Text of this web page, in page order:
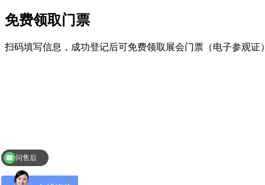
免费领取门票
扫码填写信息，成功登记后可免费领取展会门票（电子参观证
问价格